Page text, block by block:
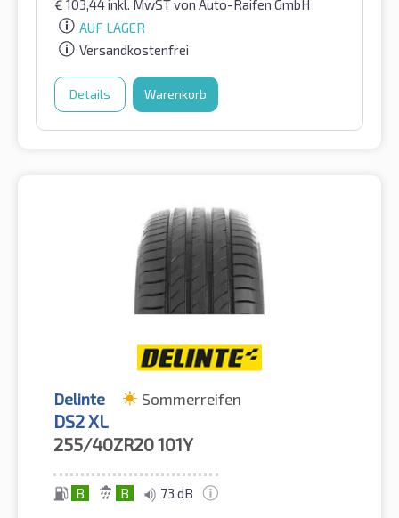
€ 103,44inkl. MwSTvon Auto-Raifen GmbH
AUF LAGER
Versandkostenfrei
Details Warenkorb
Delinte Sommerreifen
DS2 XL
255/40ZR20101Y
B B 73 dB